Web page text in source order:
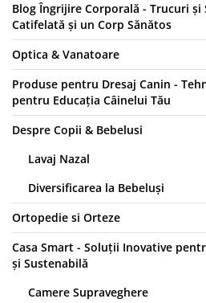
Blog Îngrijire Corporală - Trucuri
Catifelată și un Corp Sănătos
Optica & Vanatoare
Produse pentru Dresaj Canin -
pentru Educația Câinelui Tău
Despre Copii & Bebelusi
Lavaj Nazal
Diversificarea la Bebeluși
Ortopedie si Orteze
Casa Smart - Soluții Inovative
și Sustenabilă
Camere Supraveghere